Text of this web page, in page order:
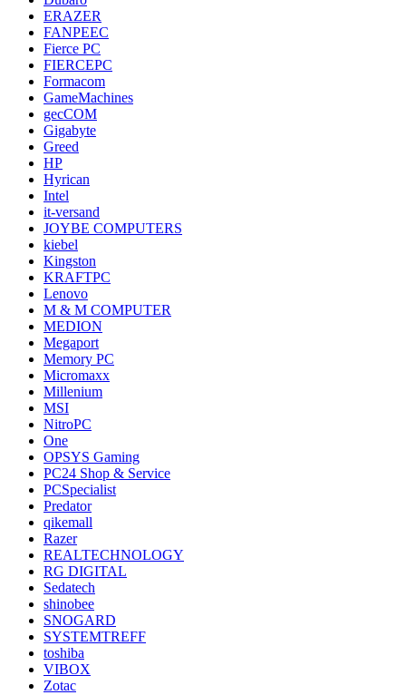
ERAZER
FANPEEC
Fierce PC
FIERCEPC
Formacom
GameMachines
gecCOM
Gigabyte
Greed
HP
Hyrican
Intel
it-versand
JOYBE COMPUTERS
kiebel
Kingston
KRAFTPC
Lenovo
M & M COMPUTER
MEDION
Megaport
Memory PC
Micromaxx
Millenium
MSI
NitroPC
One
OPSYS Gaming
PC24 Shop & Service
PCSpecialist
Predator
qikemall
Razer
REALTECHNOLOGY
RG DIGITAL
Sedatech
shinobee
SNOGARD
SYSTEMTREFF
toshiba
VIBOX
Zotac